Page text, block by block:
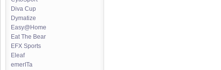
Diva Cup
Dymatize
Easy@Home
Eat The Bear
EFX Sports
Eleaf
emerITa